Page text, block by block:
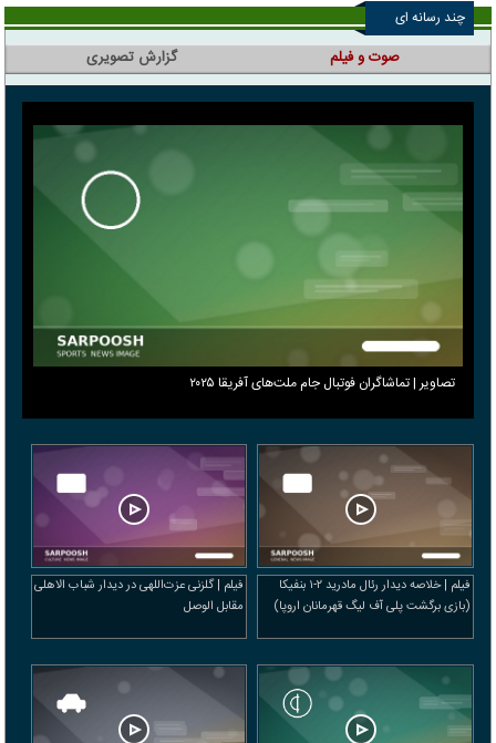
چند رسانه ای
صوت و فیلم
تصاویر | تماشاگران فوتبال جام ملت‌های آفریقا ۲۰۲۵
فیلم | خلاصه دیدار رئال مادرید ۲-۱ بنفیکا
(بازی برگشت پلی آف لیگ قهرمانان اروپا)
فیلم | گلزنی عزت‌اللهی در دیدار شباب الاهلی
مقابل الوصل
گزارش تصویری